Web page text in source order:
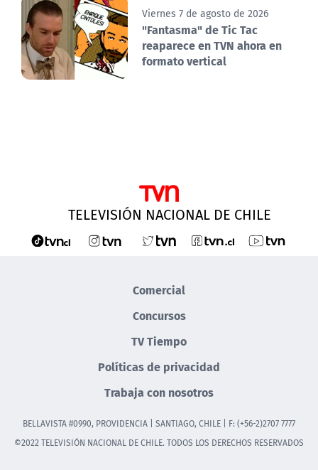
Viernes 7 de agosto de 2026
"Fantasma" de Tic Tac
reaparece en TVN ahora en
formato vertical
TELEVISIÓN NACIONAL DE CHILE
Comercial
Concursos
TV Tiempo
Políticas de privacidad
Trabaja con nosotros
BELLAVISTA #0990, PROVIDENCIA | SANTIAGO, CHILE | F: (+56-2)2707 7777
©2022 TELEVISIÓN NACIONAL DE CHILE. TODOS LOS DERECHOS RESERVADOS